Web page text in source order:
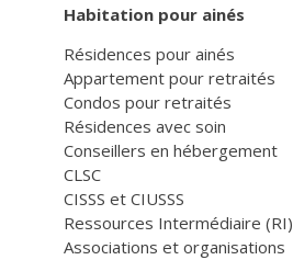
Habitation pour ainés
Résidences pour ainés
Appartement pour retraités
Condos pour retraités
Résidences avec soin
Conseillers en hébergement
CLSC
CISSS et CIUSSS
Ressources Intermédiaire (RI)
Associations et organisations